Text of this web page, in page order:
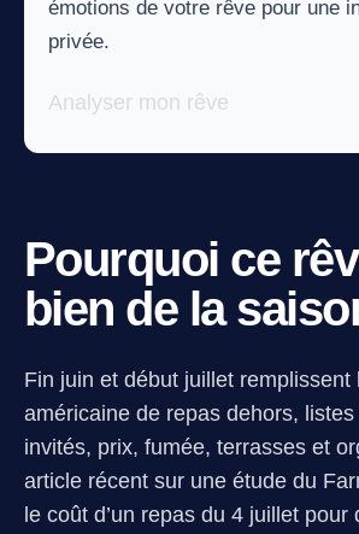
émotions de votre rêve pour une
privée.
Analyser mon rêve
Pourquoi ce
bien de la
Fin juin et début juillet remplissent
américaine de repas dehors,
invités, prix, fumée, terrasses et
article récent sur une étude du
le coût d’un repas du 4 juillet pour